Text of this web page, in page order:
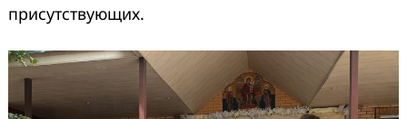
присутствующих.
Search
for: